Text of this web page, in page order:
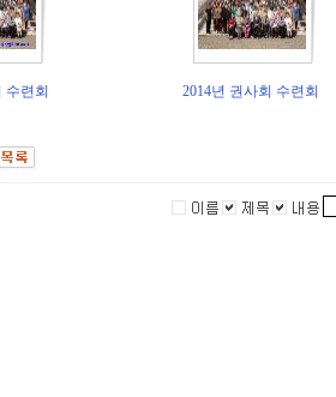
수련회 2014년 권사회 수련회